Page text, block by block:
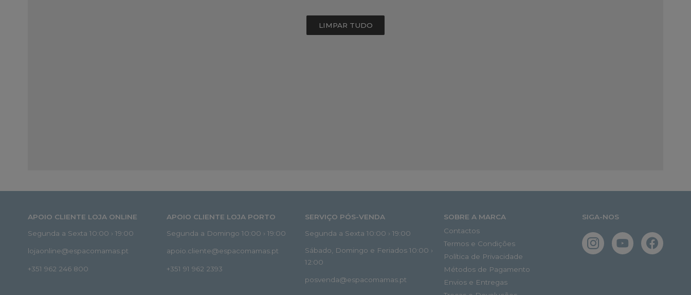
LIMPAR TUDO
APOIO CLIENTE LOJA ONLINE
Segunda a Sexta 10:00 › 19:00
lojaonline@espacomamas.pt
+351 962 246 800
APOIO CLIENTE LOJA PORTO
Segunda a Domingo 10:00 › 19:00
apoio.cliente@espacomamas.pt
+351 91 962 2393
SERVIÇO PÓS-VENDA
Segunda a Sexta 10:00 › 19:00
Sábado, Domingo e Feriados 10:00 ›
12:00
posvenda@espacomamas.pt
SOBRE A MARCA
Contactos
Termos e Condições
Política de Privacidade
Métodos de Pagamento
Envios e Entregas
SIGA-NOS